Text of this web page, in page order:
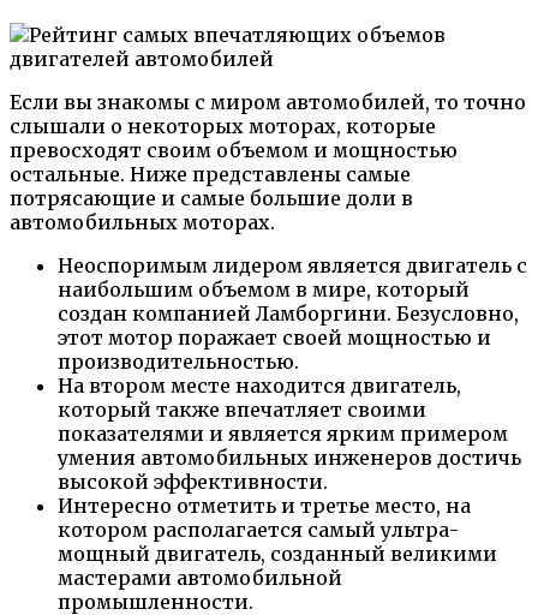
Если вы знакомы с миром автомобилей, то точно
слышали о некоторых моторах, которые
превосходят своим объемом и мощностью
остальные. Ниже представлены самые
потрясающие и самые большие доли в
автомобильных моторах.
Неоспоримым лидером является двигатель с
наибольшим объемом в мире, который
создан компанией Ламборгини. Безусловно,
этот мотор поражает своей мощностью и
производительностью.
На втором месте находится двигатель,
который также впечатляет своими
показателями и является ярким примером
умения автомобильных инженеров достичь
высокой эффективности.
Интересно отметить и третье место, на
котором располагается самый ультра-
мощный двигатель, созданный великими
мастерами автомобильной
промышленности.